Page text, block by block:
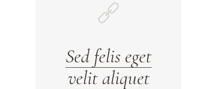
Sed felis eget
velit aliquet